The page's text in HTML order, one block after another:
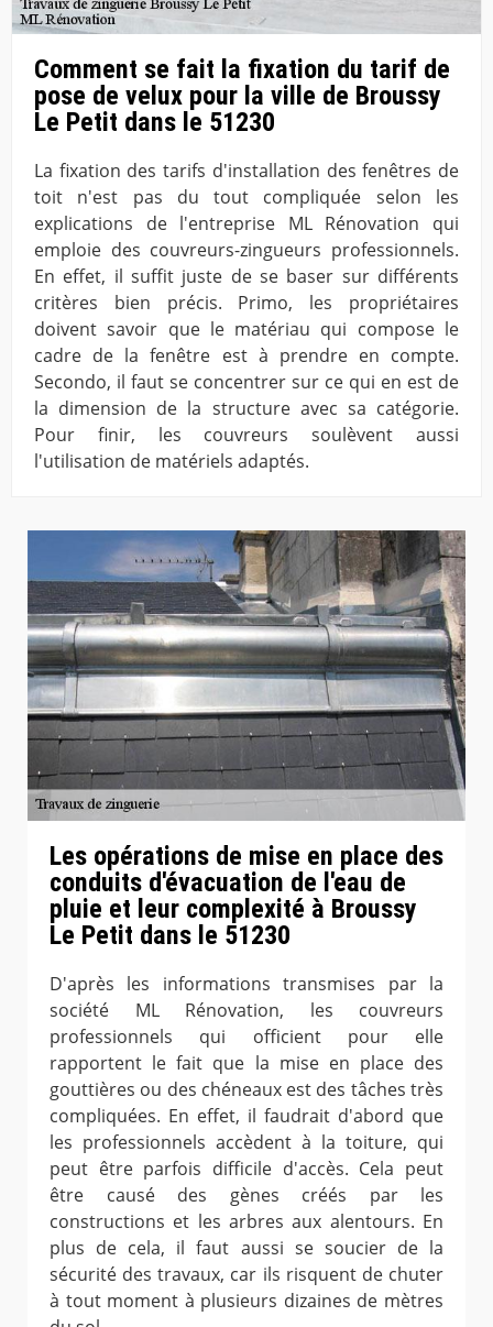
Comment se fait la fixation du tarif de
pose de velux pour la ville de Broussy
Le Petit dans le 51230
La fixation des tarifs d'installation des fenêtres de
toit n'est pas du tout compliquée selon les
explications de l'entreprise ML Rénovation qui
emploie des couvreurs-zingueurs professionnels.
En effet, il suffit juste de se baser sur différents
critères bien précis. Primo, les propriétaires
doivent savoir que le matériau qui compose le
cadre de la fenêtre est à prendre en compte.
Secondo, il faut se concentrer sur ce qui en est de
la dimension de la structure avec sa catégorie.
Pour finir, les couvreurs soulèvent aussi
l'utilisation de matériels adaptés.
Les opérations de mise en place des
conduits d'évacuation de l'eau de
pluie et leur complexité à Broussy
Le Petit dans le 51230
D'après les informations transmises par la
société ML Rénovation, les couvreurs
professionnels qui officient pour elle
rapportent le fait que la mise en place des
gouttières ou des chéneaux est des tâches très
compliquées. En effet, il faudrait d'abord que
les professionnels accèdent à la toiture, qui
peut être parfois difficile d'accès. Cela peut
être causé des gènes créés par les
constructions et les arbres aux alentours. En
plus de cela, il faut aussi se soucier de la
sécurité des travaux, car ils risquent de chuter
à tout moment à plusieurs dizaines de mètres